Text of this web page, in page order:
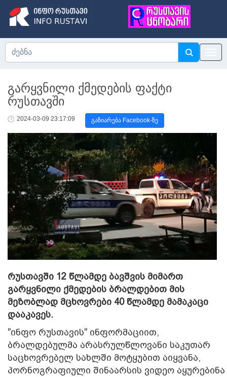
გარყვნილი ქმედების ფაქტი
რუსთავში
2024-03-09 23:17:09 გაზიარება Facebook-ზე
რუსთავში 12 წლამდე ბავშვის მიმართ
გარყვნილი ქმედების ბრალდებით მის
მეზობლად მცხოვრები 40 წლამდე მამაკაცი
დააკავეს.
"ინფო რუსთავის" ინფორმაციით,
ბრალდებულმა არასრულწლოვანი საკუთარ
საცხოვრებელ სახლში მოტყუბით აიყვანა,
პორნოგრაფიული შინაარსის ვიდეო აყურებინა